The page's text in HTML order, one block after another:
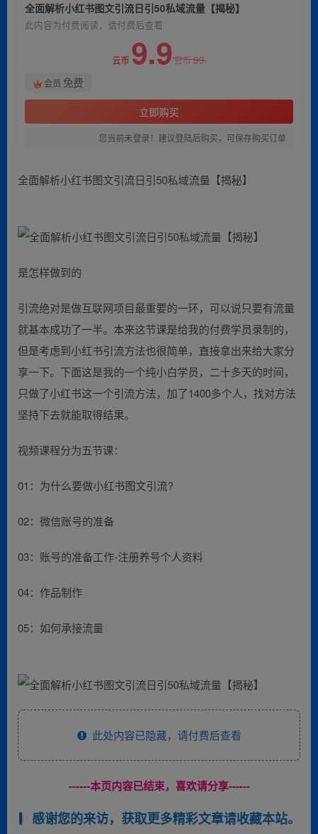
全面解析小红书图文引流日引50私域流量【揭秘】
此内容为付费阅读，请付费后查看
云币 9.9云币99
会员 免费
立即购买
您当前未登录！建议登陆后购买，可保存购买订单
全面解析小红书图文引流日引50私域流量【揭秘】
是怎样做到的
引流绝对是做互联网项目最重要的一环，可以说只要有流量
就基本成功了一半。本来这节课是给我的付费学员录制的，
但是考虑到小红书引流方法也很简单，直接拿出来给大家分
享一下。下面这是我的一个纯小白学员，二十多天的时间，
只做了小红书这一个引流方法，加了1400多个人，找对方法
坚持下去就能取得结果。
视频课程分为五节课：
01：为什么要做小红书图文引流?
02：微信账号的准备
03：账号的准备工作-注册养号个人资料
04：作品制作
05：如何承接流量
此处内容已隐藏，请付费后查看
------本页内容已结束，喜欢请分享------
感谢您的来访，获取更多精彩文章请收藏本站。